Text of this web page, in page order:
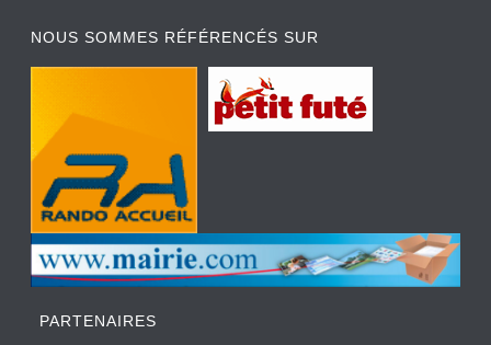
NOUS SOMMES RÉFÉRENCÉS SUR
PARTENAIRES